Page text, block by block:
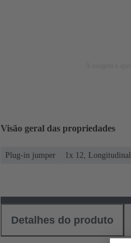
Visão geral das propriedades
Plug-in jumper 1x 12, Longitudinal
Detalhes do produto